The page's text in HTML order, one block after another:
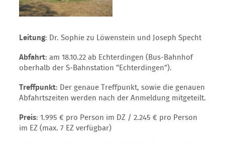
Leitung: Dr. Sophie zu Löwenstein und Joseph Specht
Abfahrt: am 18.10.22 ab Echterdingen (Bus-Bahnhof
oberhalb der S-Bahnstation "Echterdingen").
Treffpunkt: Der genaue Treffpunkt, sowie die genauen
Abfahrtszeiten werden nach der Anmeldung mitgeteilt.
Preis: 1.995 € pro Person im DZ / 2.245 € pro Person
im EZ (max. 7 EZ verfügbar)